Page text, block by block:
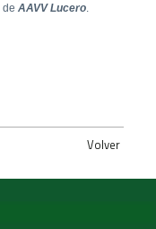
deAAVV Lucero
Volver